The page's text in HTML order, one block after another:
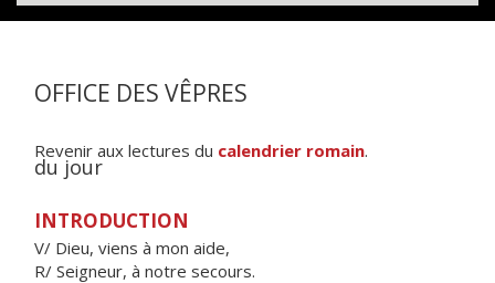
OFFICE DES VÊPRES
Revenir aux lectures du calendrier romain.
du jour
INTRODUCTION
V/ Dieu, viens à mon aide,
R/ Seigneur, à notre secours.